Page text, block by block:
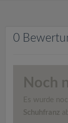
0
Noch
Es wurde
Schuhfranz